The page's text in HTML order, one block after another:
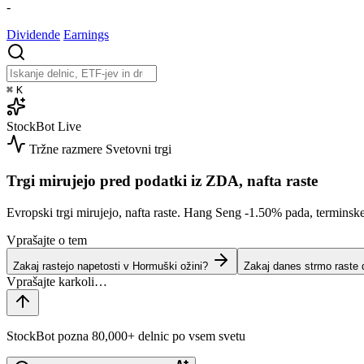
-
Dividende Earnings
⌘ K
StockBot Live
Tržne razmere Svetovni trgi
Trgi mirujejo pred podatki iz ZDA, nafta raste
Evropski trgi mirujejo, nafta raste. Hang Seng -1.50% pada,
Vprašajte o tem
Zakaj rastejo napetosti v Hormuški ožini? Zakaj danes strmo raste
StockBot pozna 80,000+ delnic po vsem svetu